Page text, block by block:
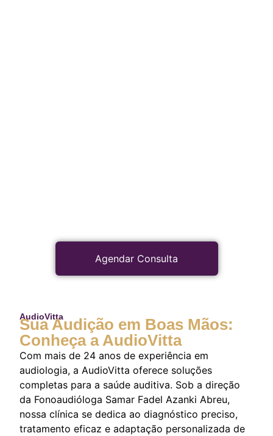
Agendar Consulta
AudioVitta
Sua Audição em Boas Mãos:
Conheça a AudioVitta
Com mais de 24 anos de experiência em
audiologia, a AudioVitta oferece soluções
completas para a saúde auditiva. Sob a direção
da Fonoaudióloga Samar Fadel Azanki Abreu,
nossa clínica se dedica ao diagnóstico preciso,
tratamento eficaz e adaptação personalizada de